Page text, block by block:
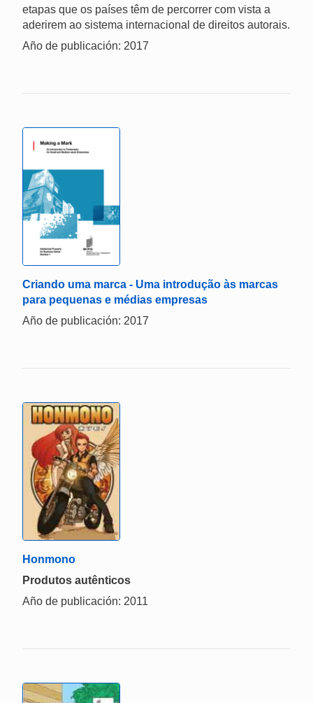
etapas que os países têm de percorrer com vista a
aderirem ao sistema internacional de direitos autorais.
Año de publicación: 2017
Criando uma marca - Uma introdução às marcas
para pequenas e médias empresas
Año de publicación: 2017
Honmono
Produtos autênticos
Año de publicación: 2011